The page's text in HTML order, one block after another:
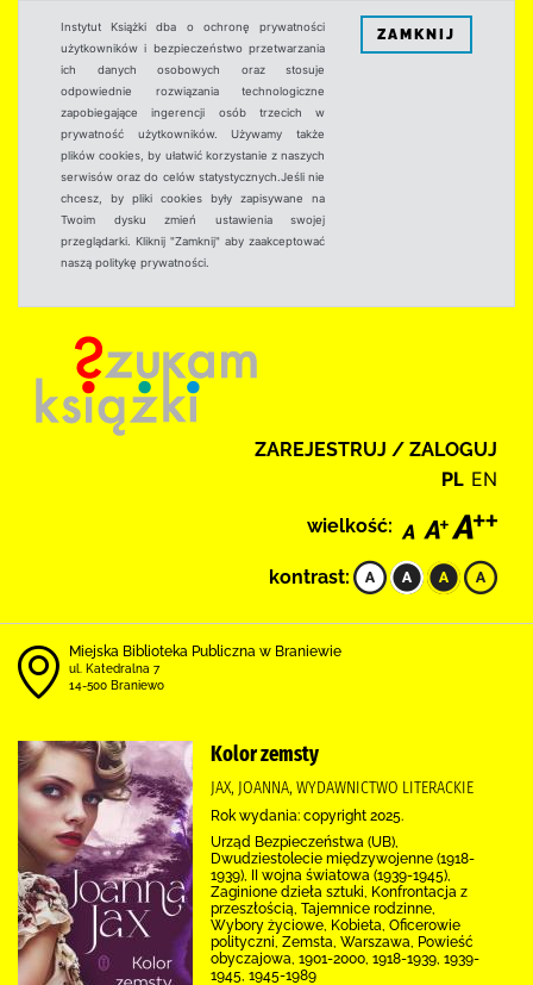
Instytut Książki dba o ochronę prywatności
użytkowników i bezpieczeństwo przetwarzania
ich danych osobowych oraz stosuje
odpowiednie rozwiązania technologiczne
zapobiegające ingerencji osób trzecich w
prywatność użytkowników. Używamy także
plików cookies, by ułatwić korzystanie z naszych
serwisów oraz do celów statystycznych.Jeśli nie
chcesz, by pliki cookies były zapisywane na
Twoim dysku zmień ustawienia swojej
przeglądarki. Kliknij "Zamknij" aby zaakceptować
naszą politykę prywatności.
ZAMKNIJ
ZAREJESTRUJ / ZALOGUJ
PL EN
wielkość:
kontrast:
Miejska Biblioteka Publiczna w Braniewie
ul. Katedralna 7
14-500 Braniewo
Kolor zemsty
JAX, JOANNA, WYDAWNICTWO LITERACKIE
Rok wydania: copyright 2025.
Urząd Bezpieczeństwa (UB),
Dwudziestolecie międzywojenne (1918-
1939), II wojna światowa (1939-1945),
Zaginione dzieła sztuki, Konfrontacja z
przeszłością, Tajemnice rodzinne,
Wybory życiowe, Kobieta, Oficerowie
polityczni, Zemsta, Warszawa, Powieść
obyczajowa, 1901-2000, 1918-1939, 1939-
1945, 1945-1989